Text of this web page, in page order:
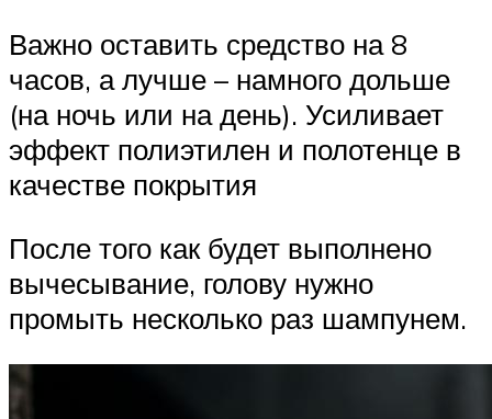
Важно оставить средство на 8
часов, а лучше – намного дольше
(на ночь или на день). Усиливает
эффект полиэтилен и полотенце в
качестве покрытия
После того как будет выполнено
вычесывание, голову нужно
промыть несколько раз шампунем.